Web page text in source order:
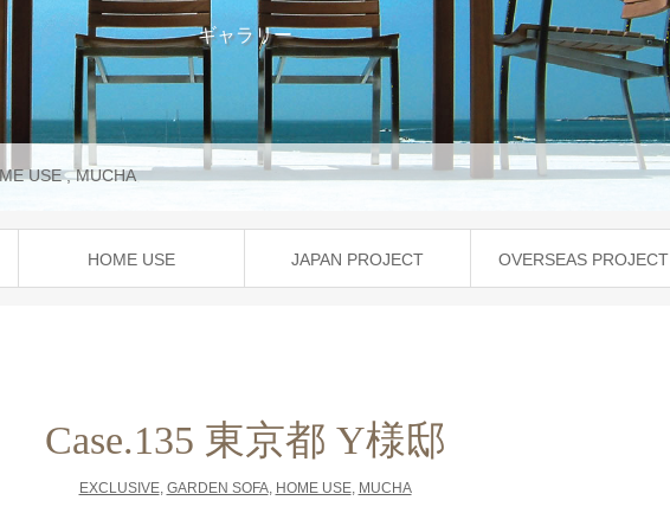
ギャラリー
USE ,MUCHA
HOME USE JAPAN PROJECT OVERSEAS PROJECT
Case.135 東京都 Y様邸
EXCLUSIVE, GARDEN SOFA, HOME USE, MUCHA